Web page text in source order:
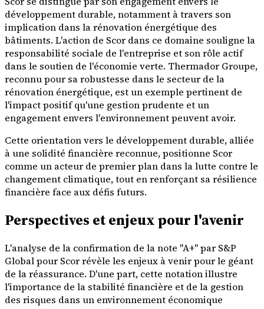
développement durable, notamment à travers son
implication dans la rénovation énergétique des
bâtiments. L'action de Scor dans ce domaine souligne la
responsabilité sociale de l'entreprise et son rôle actif
dans le soutien de l'économie verte. Thermador Groupe,
reconnu pour sa robustesse dans le secteur de la
rénovation énergétique, est un exemple pertinent de
l'impact positif qu'une gestion prudente et un
engagement envers l'environnement peuvent avoir.
Cette orientation vers le développement durable, alliée
à une solidité financière reconnue, positionne Scor
comme un acteur de premier plan dans la lutte contre le
changement climatique, tout en renforçant sa résilience
financière face aux défis futurs.
Perspectives et enjeux pour l'avenir
L'analyse de la confirmation de la note "A+" par S&P
Global pour Scor révèle les enjeux à venir pour le géant
de la réassurance. D'une part, cette notation illustre
l'importance de la stabilité financière et de la gestion
des risques dans un environnement économique